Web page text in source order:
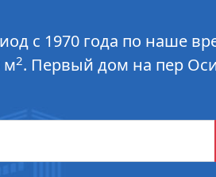
с 1970 года по наше
м2. Первый дом на пер